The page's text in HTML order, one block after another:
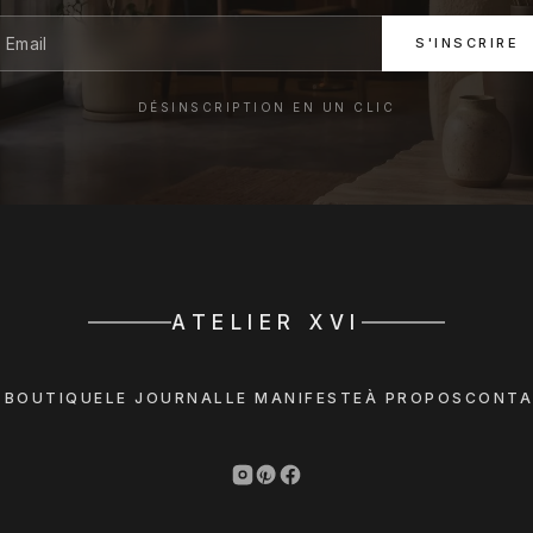
S'INSCRIRE
DÉSINSCRIPTION EN UN CLIC
ATELIER XVI
LE JOURNAL LE MANIFESTE À PROPOS